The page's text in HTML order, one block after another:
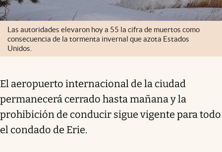
Las autoridades elevaron hoy a 55 la cifra de muertos como
consecuencia de la tormenta invernal que azota Estados
Unidos.
El aeropuerto internacional de la ciudad
permanecerá cerrado hasta mañana y la
prohibición de conducir sigue vigente para todo
el condado de Erie.